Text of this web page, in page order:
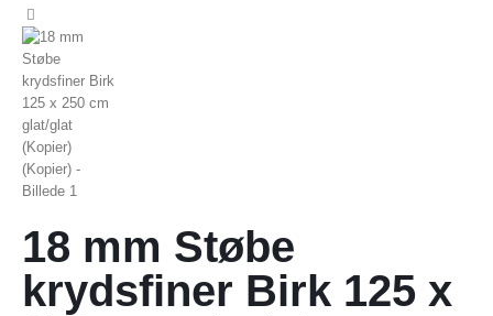
18 mm Støbe
krydsfiner Birk 125 x